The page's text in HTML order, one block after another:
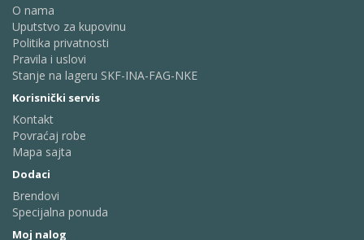
O nama
Uputstvo za kupovinu
Politika privatnosti
Pravila i uslovi
Stanje na lageru SKF-INA-FAG-NKE
Korisnički servis
Kontakt
Povraćaj robe
Mapa sajta
Dodaci
Brendovi
Specijalna ponuda
Moj nalog